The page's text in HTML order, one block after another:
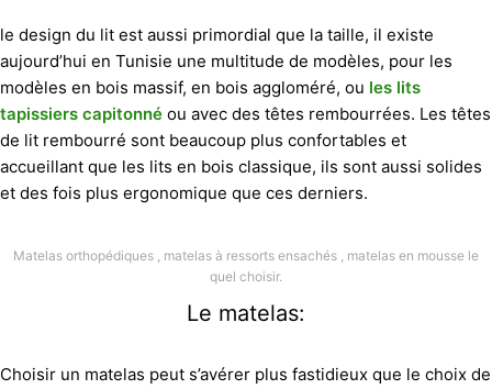
le design du lit est aussi primordial que la taille, il existe
aujourd’hui en Tunisie une multitude de modèles, pour les
modèles en bois massif, en bois aggloméré, ou les lits
tapissiers capitonné ou avec des têtes rembourrées. Les têtes
de lit rembourré sont beaucoup plus confortables et
accueillant que les lits en bois classique, ils sont aussi solides
et des fois plus ergonomique que ces derniers.
Matelas orthopédiques , matelas à ressorts ensachés , matelas en mousse le
quel choisir.
Le matelas:
Choisir un matelas peut s’avérer plus fastidieux que le choix de